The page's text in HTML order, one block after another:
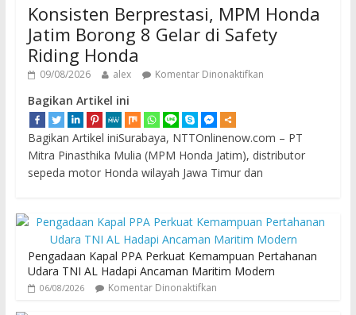
Konsisten Berprestasi, MPM Honda
Jatim Borong 8 Gelar di Safety
Riding Honda
09/08/2026 alex Komentar Dinonaktifkan
Bagikan Artikel ini
Bagikan Artikel iniSurabaya, NTTOnlinenow.com – PT
Mitra Pinasthika Mulia (MPM Honda Jatim), distributor
sepeda motor Honda wilayah Jawa Timur dan
Pengadaan Kapal PPA Perkuat Kemampuan Pertahanan
Udara TNI AL Hadapi Ancaman Maritim Modern
06/08/2026 Komentar Dinonaktifkan